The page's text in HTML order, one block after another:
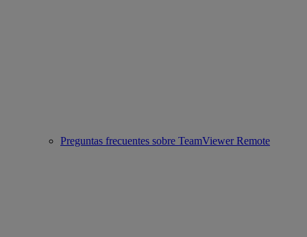
Preguntas frecuentes sobre TeamViewer Remote